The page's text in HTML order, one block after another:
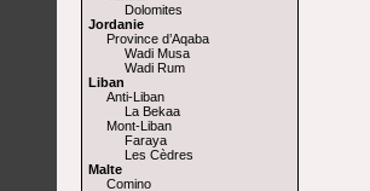
Dolomites
Jordanie
Province d’Aqaba
Wadi Musa
Wadi Rum
Liban
Anti-Liban
La Bekaa
Mont-Liban
Faraya
Les Cèdres
Malte
Comino